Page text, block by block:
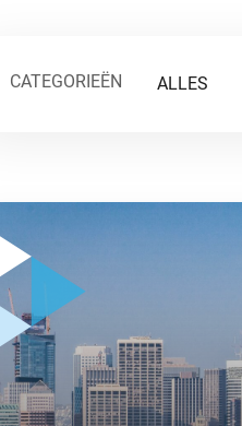
CATEGORIEËN ALLES